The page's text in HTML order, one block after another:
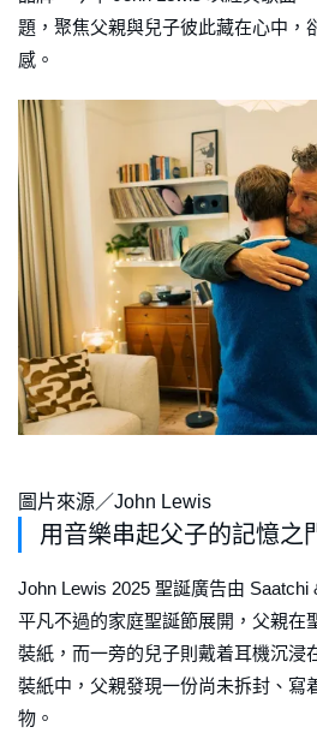
題，聚焦父親與兒子彼此藏在心中，
感。
圖片來源／John Lewis
用音樂串起父子的記憶之
John Lewis 2025 聖誕廣告由
平凡不過的家庭聖誕節展開，父親在
裝紙，而一旁的兒子則戴着耳機沉浸
裝紙中，父親發現一份尚未拆封、寫
物。